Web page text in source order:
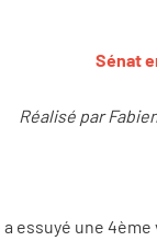
Sénat
Réalisé par
essuyé une